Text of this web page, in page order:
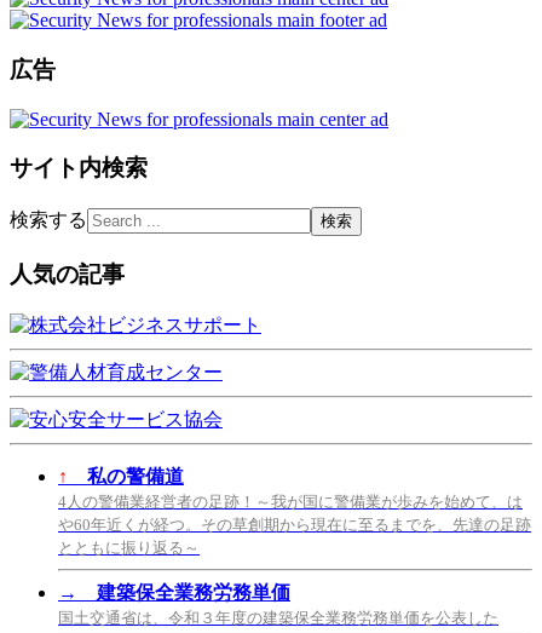
広告
サイト内検索
検索する
人気の記事
↑ 私の警備道
4人の警備業経営者の足跡！～我が国に警備業が歩みを始めて、は
や60年近くが経つ。その草創期から現在に至るまでを、先達の足跡
とともに振り返る～
→ 建築保全業務労務単価
国土交通省は、令和３年度の建築保全業務労務単価を公表した